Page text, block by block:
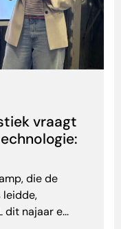
vraagt
die de
leidde,
dit najaar e...